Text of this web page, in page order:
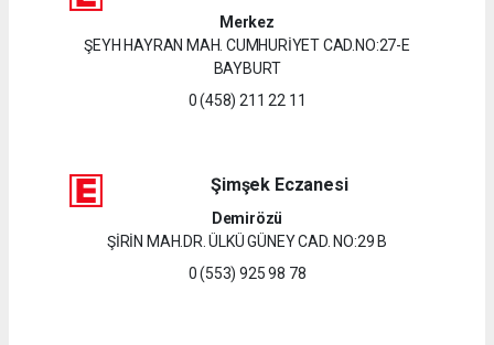
Merkez
ŞEYH HAYRAN MAH. CUMHURİYET CAD.NO:27-E
BAYBURT
0 (458) 211 22 11
Şimşek Eczanesi
Demirözü
ŞİRİN MAH.DR. ÜLKÜ GÜNEY CAD. NO:29 B
0 (553) 925 98 78